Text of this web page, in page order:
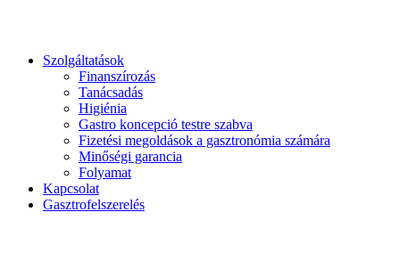
Szolgáltatások
Finanszírozás
Tanácsadás
Higiénia
Gastro koncepció testre szabva
Fizetési megoldások a gasztronómia számára
Minőségi garancia
Folyamat
Kapcsolat
Gasztrofelszerelés